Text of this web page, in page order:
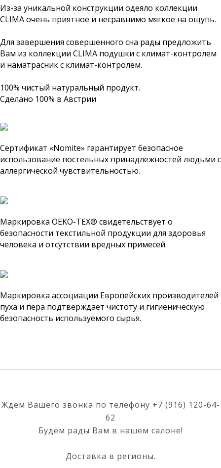
Из-за уникальной конструкции одеяло коллекции
CLIMA очень приятное и несравнимо мягкое на ощупь.
Для завершения совершенного сна рады предложить
Вам из коллекции CLIMA подушки с климат-контролем
и наматрасник с климат-контролем.
100% чистый натуральный продукт.
Сделано 100% в Австрии
Сертификат «Nomite» гарантирует безопасное
использование постельных принадлежностей людьми с
аллергической чувствительностью.
Маркировка OEKO-TEX® свидетельствует о
безопасности текстильной продукции для здоровья
человека и отсутствии вредных примесей.
Маркировка ассоциации Европейских производителей
пуха и пера подтверждает чистоту и гигиеническую
безопасность используемого сырья.
Ждем Вашего звонка по телефону +7 (916) 120-64-
62
Будем рады Вам в нашем салоне!
Доставка в регионы.